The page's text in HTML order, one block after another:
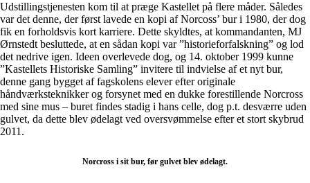
Udstillingstjenesten kom til at præge Kastellet på flere måder. Således
var det denne, der først lavede en kopi af Norcoss’ bur i 1980, der dog
fik en forholdsvis kort karriere. Dette skyldtes, at kommandanten, MJ
Ørnstedt besluttede, at en sådan kopi var ”historieforfalskning” og lod
det nedrive igen. Ideen overlevede dog, og 14. oktober 1999 kunne
”Kastellets Historiske Samling” invitere til indvielse af et nyt bur,
denne gang bygget af fagskolens elever efter originale
håndværksteknikker og forsynet med en dukke forestillende Norcross
med sine mus – buret findes stadig i hans celle, dog p.t. desværre uden
gulvet, da dette blev ødelagt ved oversvømmelse efter et stort skybrud
2011.
Norcross i sit bur, før gulvet blev ødelagt.